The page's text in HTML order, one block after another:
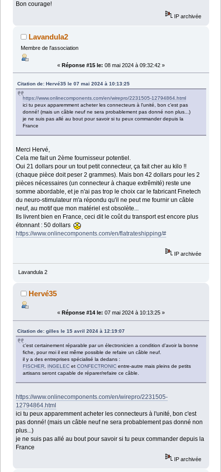
Bon courage!
IP archivée
Lavandula2
Membre de l'association
« Réponse #15 le: 08 mai 2024 à 09:32:42 »
Citation de: Hervé35 le 07 mai 2024 à 10:13:25
https://www.onlinecomponents.com/en/wirepro/2231505-12794864.html
ici tu peux apparemment acheter les connecteurs à l'unité, bon c'est pas
donné! (mais un câble neuf ne sera probablement pas donné non plus...)
je ne suis pas allé au bout pour savoir si tu peux commander depuis la
France
Merci Hervé,
Cela me fait un 2ème fournisseur potentiel.
Oui 21 dollars pour un tout petit connecteur, ça fait cher au kilo !!
(chaque pièce doit peser 2 grammes). Mais bon 42 dollars pour les 2
pièces nécessaires (un connecteur à chaque extrêmité) reste une
somme abordable, et je n'ai pas trop le choix car le fabricant Finetech
du neuro-stimulateur m'a répondu qu'il ne peut me fournir un câble
neuf, au motif que mon matériel est obsolète...
Ils livrent bien en France, ceci dit le coût du transport est encore plus
étonnant : 50 dollars
https://www.onlinecomponents.com/en/flatrateshipping/#
IP archivée
Lavandula 2
Hervé35
« Réponse #14 le: 07 mai 2024 à 10:13:25 »
Citation de: gilles le 15 avril 2024 à 12:19:07
c'est certainement réparable par un électronicien a condition d'avoir la bonne
fiche, pour moi il est même possible de refaire un câble neuf.
il y a des entreprises spécialisé la dedans :
FISCHER
INGELEC etCONFECTRONIC entre-autre mais pleins de petits
artisans seront capable de réparer/refaire ce câble.
https://www.onlinecomponents.com/en/wirepro/2231505-
12794864.html
ici tu peux apparemment acheter les connecteurs à l'unité, bon c'est
pas donné! (mais un câble neuf ne sera probablement pas donné non
plus...)
je ne suis pas allé au bout pour savoir si tu peux commander depuis la
France
IP archivée